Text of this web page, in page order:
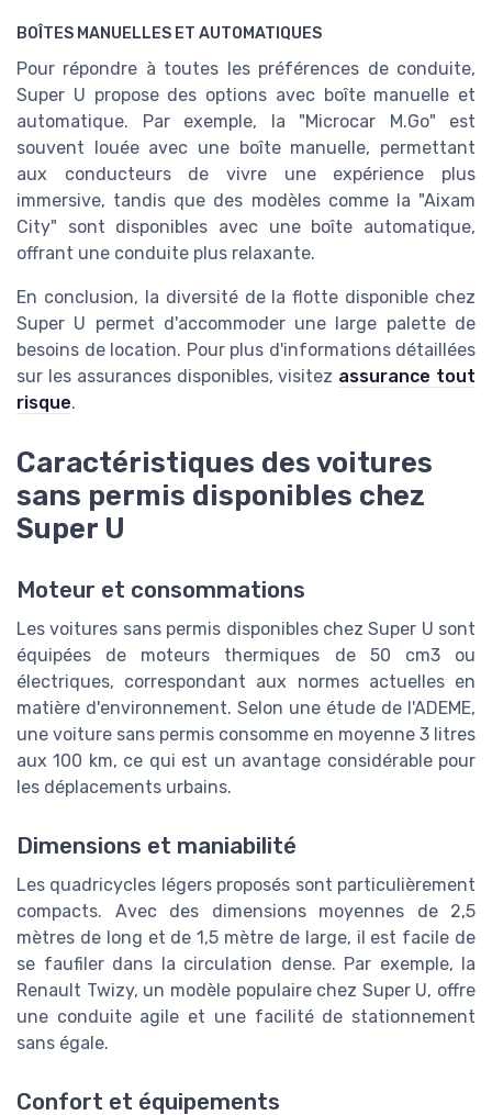
BOÎTES MANUELLES ET AUTOMATIQUES
Pour répondre à toutes les préférences de conduite,
Super U propose des options avec boîte manuelle et
automatique. Par exemple, la "Microcar M.Go" est
souvent louée avec une boîte manuelle, permettant
aux conducteurs de vivre une expérience plus
immersive, tandis que des modèles comme la "Aixam
City" sont disponibles avec une boîte automatique,
offrant une conduite plus relaxante.
En conclusion, la diversité de la flotte disponible chez
Super U permet d'accommoder une large palette de
besoins de location. Pour plus d'informations détaillées
sur les assurances disponibles, visitez assurance tout
risque.
Caractéristiques des voitures
sans permis disponibles chez
Super U
Moteur et consommations
Les voitures sans permis disponibles chez Super U sont
équipées de moteurs thermiques de 50 cm3 ou
électriques, correspondant aux normes actuelles en
matière d'environnement. Selon une étude de l'ADEME,
une voiture sans permis consomme en moyenne 3 litres
aux 100 km, ce qui est un avantage considérable pour
les déplacements urbains.
Dimensions et maniabilité
Les quadricycles légers proposés sont particulièrement
compacts. Avec des dimensions moyennes de 2,5
mètres de long et de 1,5 mètre de large, il est facile de
se faufiler dans la circulation dense. Par exemple, la
Renault Twizy, un modèle populaire chez Super U, offre
une conduite agile et une facilité de stationnement
sans égale.
Confort et équipements